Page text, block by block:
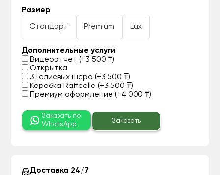
Размер
Стандарт Premium Lux
Дополнительные услуги
Видеоотчет (+3 500 ₸)
Открытка
3 Гелиевых шара (+3 500 ₸)
Коробка Raffaello (+3 500 ₸)
Премиум оформление (+4 000 ₸)
Заказать по
WhatsApp
Заказать
Доставка 24/7